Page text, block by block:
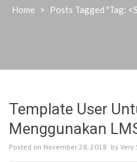
Home > Posts Tagged "Tag:
Template User
Menggunakan
Posted on November 28, 2018 by Very